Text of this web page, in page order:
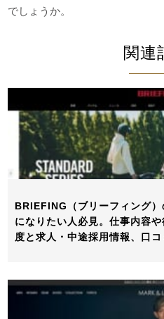
でしょうか。
関連
BRIEFING（ブリーフィング
になりたい人必見。仕事内容
度と求人・中途採用情報、口